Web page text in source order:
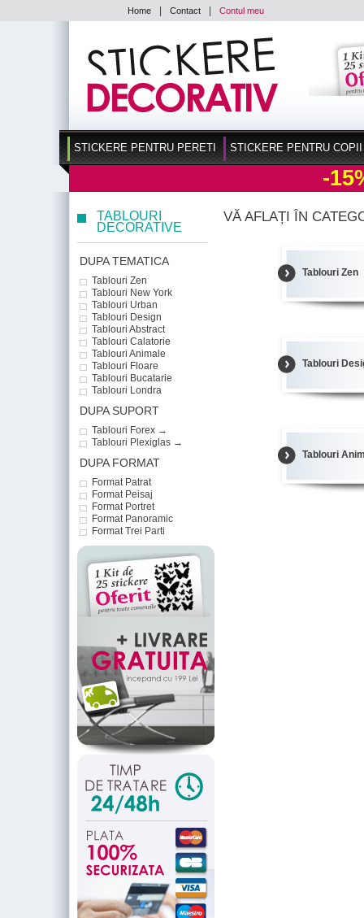
Home Contact Contul meu
STICKERE PENTRU PERETI STICKERE PENTRU COPII
-
TABLOURI
DECORATIVE
DUPA TEMATICA
Tablouri Zen
Tablouri New York
Tablouri Urban
Tablouri Design
Tablouri Abstract
Tablouri Calatorie
Tablouri Animale
Tablouri Floare
Tablouri Bucatarie
Tablouri Londra
DUPA SUPORT
Tablouri Forex →
Tablouri Plexiglas →
DUPA FORMAT
Format Patrat
Format Peisaj
Format Portret
Format Panoramic
Format Trei Parti
VĂ AFLAȚI ÎN
Tablouri Zen
Tablouri
Tablouri